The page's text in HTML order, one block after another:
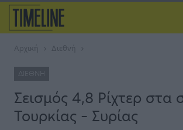
Αρχική Διεθνή
ΔΙΕΘΝΉ
Σεισμός 4,8 Ρίχτερ στα
Τουρκίας – Συρίας